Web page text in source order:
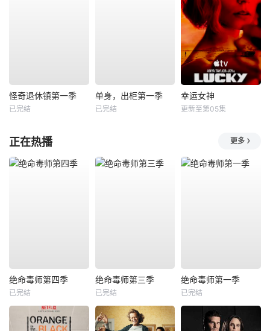
怪奇退休镇第一季
已完结
单身，出柜第一季
已完结
幸运女神
更新至第05集
正在热播 更多
绝命毒师第四季
已完结
绝命毒师第三季
已完结
绝命毒师第一季
已完结